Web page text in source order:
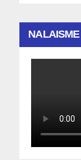
NALAISME